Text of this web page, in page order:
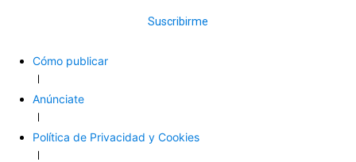
Suscribirme
Cómo publicar
Anúnciate
Política de Privacidad y Cookies